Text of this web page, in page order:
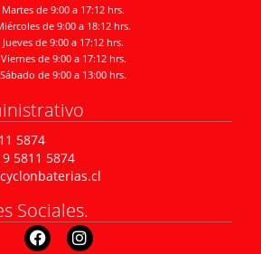
Martes de 9:00 a 17:12 hrs.
de 9:00 a 18:12 hrs.
Jueves de 9:00 a 17:12 hrs.
Viernes de 9:00 a 17:12 hrs.
Sábado de 9:00 a 13:00 hrs.
5874
5811 5874
Sociales.